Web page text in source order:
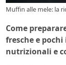
Muffin alle mele: la
Come
fresche e
nutrizionali e